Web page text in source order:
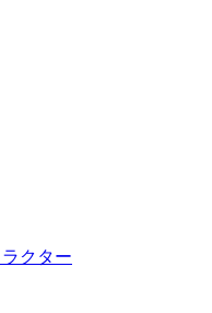
クター